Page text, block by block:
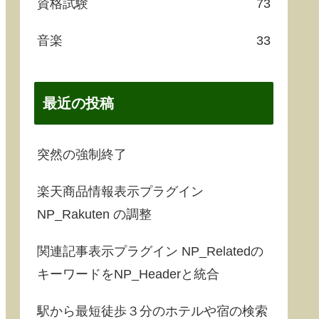
資格試験 73
音楽 33
最近の投稿
突然の強制終了
楽天商品情報表示プラグイン
NP_Rakuten の調整
関連記事表示プラグイン NP_Relatedの
キーワードをNP_Headerと統合
駅から最短徒歩３分のホテルや宿の検索